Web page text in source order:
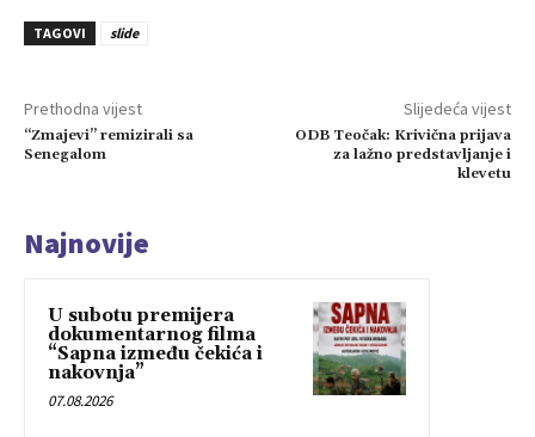
TAGOVI slide
Prethodna vijest
“Zmajevi” remizirali sa
Senegalom
Slijedeća vijest
ODB Teočak: Krivična prijava
za lažno predstavljanje i
klevetu
Najnovije
U subotu premijera
dokumentarnog filma
“Sapna između čekića i
nakovnja”
07.08.2026